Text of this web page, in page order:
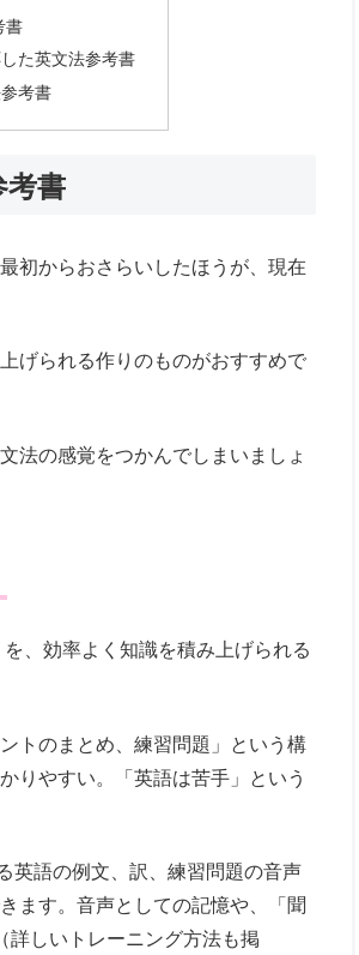
書
た英文法参考書
考書
考書
初からおさらいしたほうが、現在
げられる作りのものがおすすめで
法の感覚をつかんでしまいましょ
、効率よく知識を積み上げられる
トのまとめ、練習問題」という構
りやすい。「英語は苦手」という
英語の例文、訳、練習問題の音声
ます。音声としての記憶や、「聞
詳しいトレーニング方法も掲